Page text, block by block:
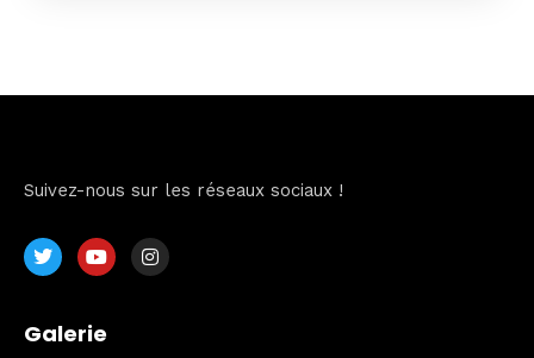
Suivez-nous sur les réseaux sociaux !
Galerie